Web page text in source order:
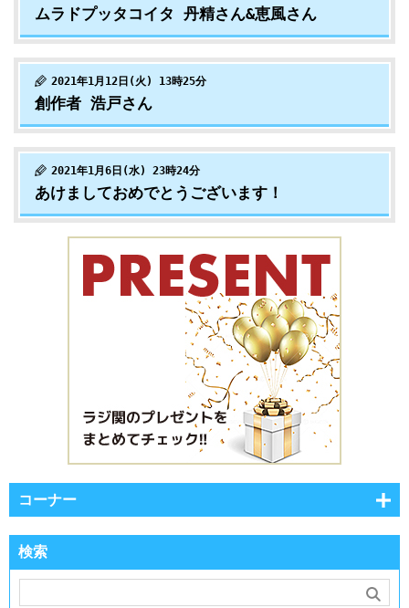
ムラドプッタコイタ 丹精さん&恵風さん
2021年1月12日(火) 13時25分
創作者 浩戸さん
2021年1月6日(水) 23時24分
あけましておめでとうございます！
コーナー
検索